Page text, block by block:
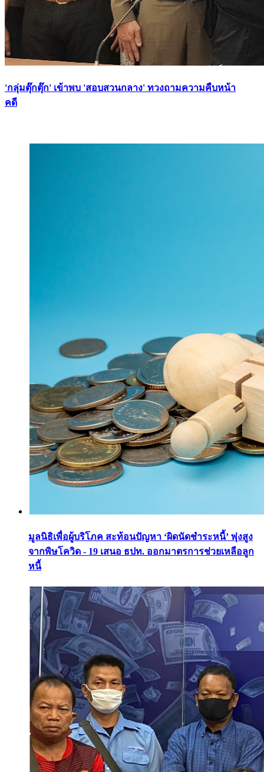
'กลุ่มตุ๊กตุ๊ก' เข้าพบ 'สอบสวนกลาง' ทวงถามความคืบหน้า
คดี
มูลนิธิเพื่อผู้บริโภค สะท้อนปัญหา ‘ผิดนัดชำระหนี้’ พุ่งสูง
จากพิษโควิด - 19 เสนอ ธปท. ออกมาตรการช่วยเหลือลูก
หนี้